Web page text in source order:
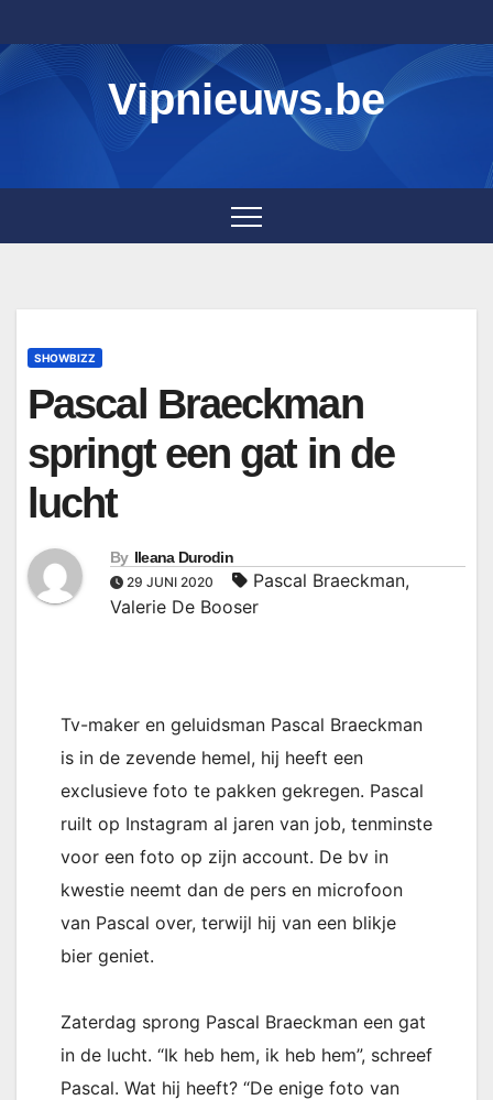
to
content
Vipnieuws.be
SHOWBIZZ
Pascal Braeckman
springt een gat in de
lucht
By Ileana Durodin
29 JUNI 2020 Pascal Braeckman,
Valerie De Booser
Tv-maker en geluidsman Pascal Braeckman
is in de zevende hemel, hij heeft een
exclusieve foto te pakken gekregen. Pascal
ruilt op Instagram al jaren van job, tenminste
voor een foto op zijn account. De bv in
kwestie neemt dan de pers en microfoon
van Pascal over, terwijl hij van een blikje
bier geniet.
Zaterdag sprong Pascal Braeckman een gat
in de lucht. “Ik heb hem, ik heb hem”, schreef
Pascal. Wat hij heeft? “De enige foto van